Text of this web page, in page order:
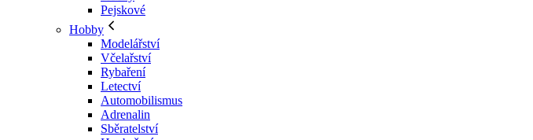
Pejskové
Hobby
Modelářství
Včelařství
Rybaření
Letectví
Automobilismus
Adrenalin
Sběratelství